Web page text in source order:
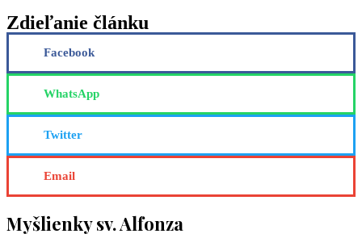
Zdieľanie článku
Facebook
WhatsApp
Twitter
Email
Myšlienky sv. Alfonza